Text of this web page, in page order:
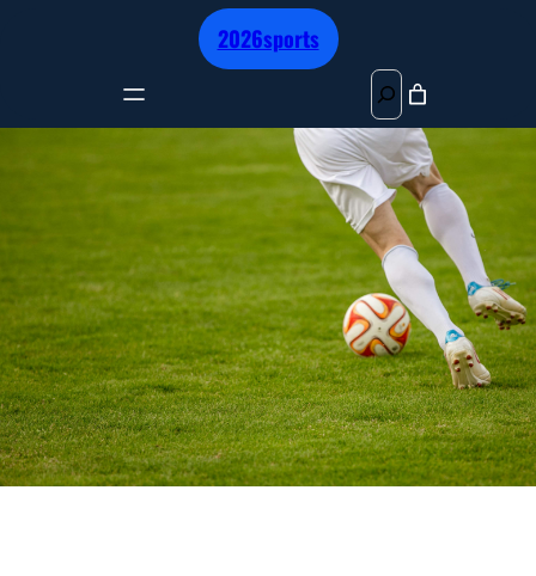
2026sports
S
e
a
r
c
h
冥想减压：舒缓压力的秘诀